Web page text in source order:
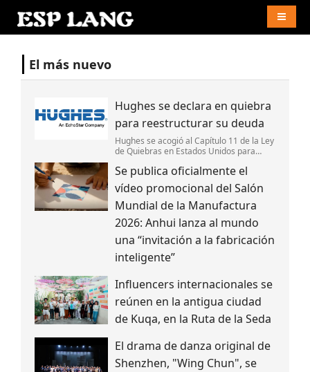
El más nuevo
Hughes se declara en quiebra
para reestructurar su deuda
Hughes se acogió al Capítulo 11 de la Ley
de Quiebras en Estados Unidos para
estructura de capital y mantener la
continuidad de sus operaciones.
Se publica oficialmente el
vídeo promocional del Salón
Mundial de la Manufactura
2026: Anhui lanza al mundo
una “invitación a la fabricación
inteligente”
Influencers internacionales se
reúnen en la antigua ciudad
de Kuqa, en la Ruta de la Seda
El drama de danza original de
Shenzhen, "Wing Chun", se